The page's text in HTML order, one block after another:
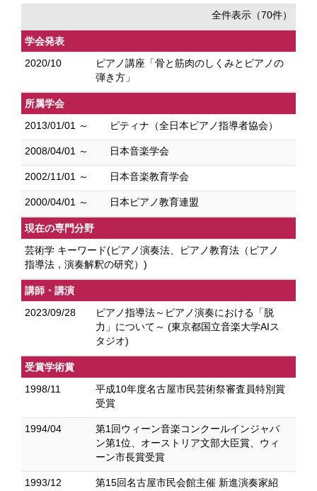
全件表示（70件）
学会発表
2020/10
ピアノ講座「骨と筋肉のしくみとピアノの
弾き方」
所属学会
2013/01/01 ～
ピティナ（全日本ピアノ指導者協会）
2008/04/01 ～ 日本音楽学会
2002/11/01 ～ 日本音楽教育学会
2000/04/01 ～ 日本ピアノ教育連盟
現在の専門分野
芸術学 キーワード(ピアノ演奏法、ピアノ教育法（ピアノ
指導法，演奏解釈の研究）)
講師・講演
2023/09/28
ピアノ指導法～ピアノ演奏における「脱
力」について～ (東京都国立音楽大学AIス
タジオ)
受賞学術賞
1998/11
平成10年度名古屋市民芸術祭審査員特別賞
受賞
1994/04
第1回ウィーン音楽コンクールインジャパ
ン第1位、オーストリア文部大臣賞、ウィ
ーン市長賞受賞
1993/12 第15回名古屋市民会館主催 新進演奏家紹